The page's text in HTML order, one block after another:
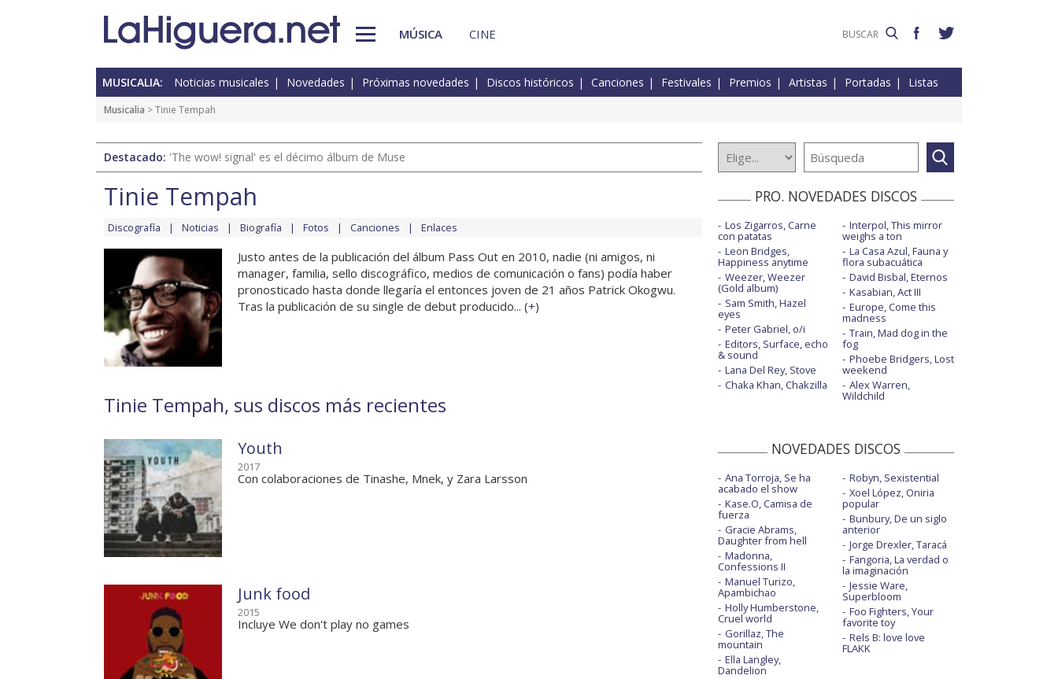
MÚSICA CINE
MUSICALIA: Noticias musicales Novedades Próximas novedades Discos históricos Canciones Festivales Premios Artistas Portadas Listas
Musicalia > Tinie Tempah
Destacado: 'The wow! signal' es el décimo álbum de Muse
Tinie Tempah
Discografía Noticias Biografía Fotos Canciones Enlaces
Justo antes de la publicación del álbum Pass Out en 2010, nadie (ni amigos, ni
manager, familia, sello discográfico, medios de comunicación o fans) podía haber
pronosticado hasta donde llegaría el entonces joven de 21 años Patrick Okogwu.
Tras la publicación de su single de debut producido... (+)
Tinie Tempah, sus discos más recientes
Youth
2017
Con colaboraciones de Tinashe, Mnek, y Zara Larsson
Junk food
2015
Incluye We don't play no games
PRO. NOVEDADES DISCOS
Los Zigarros, Carne
con patatas
Leon Bridges,
Happiness anytime
Weezer, Weezer
(Gold album)
Sam Smith, Hazel
eyes
Peter Gabriel, o/i
Editors, Surface, echo
& sound
Lana Del Rey, Stove
Chaka Khan, Chakzilla
Interpol, This mirror
weighs a ton
La Casa Azul, Fauna y
flora subacuática
David Bisbal, Eternos
Kasabian, Act III
Europe, Come this
madness
Train, Mad dog in the
fog
Phoebe Bridgers, Lost
weekend
Alex Warren,
Wildchild
NOVEDADES DISCOS
Ana Torroja, Se ha
acabado el show
Kase.O, Camisa de
fuerza
Gracie Abrams,
Daughter from hell
Madonna,
Confessions II
Manuel Turizo,
Apambichao
Holly Humberstone,
Cruel world
Gorillaz, The
mountain
Ella Langley,
Dandelion
Robyn, Sexistential
Xoel López, Oniria
popular
Bunbury, De un siglo
anterior
Jorge Drexler, Taracá
Fangoria, La verdad o
la imaginación
Jessie Ware,
Superbloom
Foo Fighters, Your
favorite toy
Rels B: love love
FLAKK